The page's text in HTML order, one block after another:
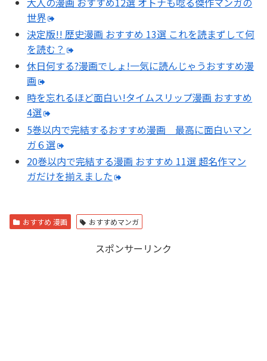
世界
決定版!! 歴史漫画 おすすめ 13選 これを読まずして何
を読む？
休日何する?漫画でしょ!一気に読んじゃうおすすめ漫
画
時を忘れるほど面白い!タイムスリップ漫画 おすすめ
4選
5巻以内で完結するおすすめ漫画 最高に面白いマン
ガ６選
20巻以内で完結する漫画 おすすめ 11選 超名作マン
ガだけを揃えました
おすすめ 漫画 おすすめマンガ
スポンサーリンク